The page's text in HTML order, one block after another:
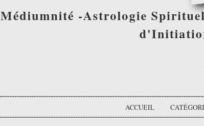
Médiumnité -Astrologie
ACCUEIL